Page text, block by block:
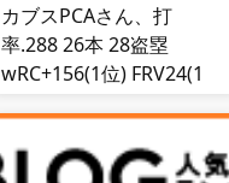
カブスPCAさん、打
率.288 26本 28盗塁
wRC+156(1位) FRV24(1